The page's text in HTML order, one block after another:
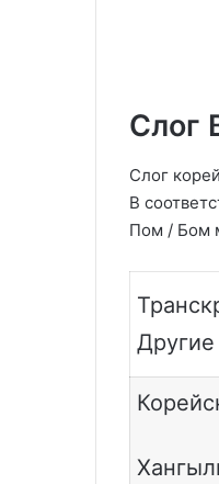
Слог
Слог
В
Пом / Бом